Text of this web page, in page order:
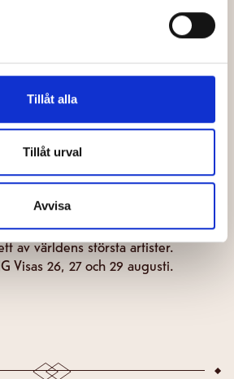
Tillåt alla
Tillåt urval
Avvisa
TO RIG
GHOST SKELETOUR-
på de två utsålda Mexico city-
krispig 16mm och med fantastisk
TO RIG den oslagbara
av världens största artister.
Visas 26, 27 och 29 augusti.